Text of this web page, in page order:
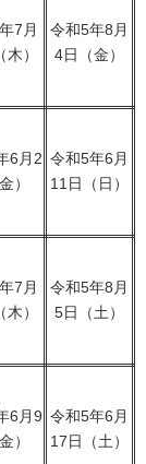
7月
）
令和5年8月
4日（金）
6月2
）
令和5年6月
11日（日）
7月
）
令和5年8月
5日（土）
6月9
）
令和5年6月
17日（土）